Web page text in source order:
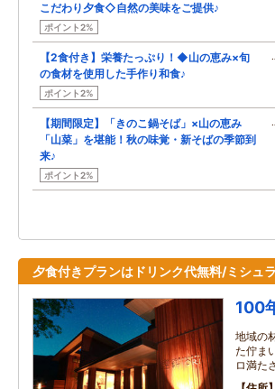
こだわり夕食◇自然の美味をご提供♪
ポイント2%
【2食付き】栄養たっぷり！◆山の恵み×旬
の食材を使用した手作り和食♪
ポイント2%
【期間限定】「きのこ鍋そば」×山の恵み
「山菜」を堪能！秋の味覚・新そばの季節到
来♪
ポイント2%
夕食付きプランはドリンク代無料/ミシュ
100
地域の
た佇ま
ロ満た